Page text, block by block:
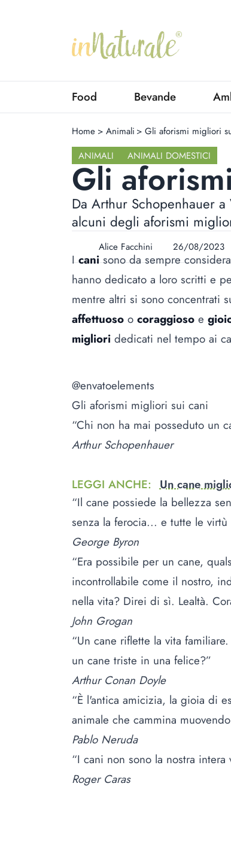
Food Bevande
Home > Animali > Gli aforismi migliori
ANIMALI
ANIMALI DOMESTICI
Gli
Da Arthur Schopenhauer
alcuni degli aforismi
Alice Facchini 26/08/2023
Icanisono da sempre
hanno dedicato a loro scritti e
mentre altri si sono concentrati
affettuoso o coraggioso e
migliori dedicati nel tempo ai
@envatoelements
Gli aforismi migliori sui cani
“Chi non ha mai posseduto un
Arthur Schopenhauer
LEGGI ANCHE: Un cane
“Il cane possiede la bellezza
senza la ferocia... e tutte le
George Byron
“Era possibile per un cane,
incontrollabile come il nostro,
nella vita? Direi di sì. Lealtà.
John Grogan
“Un cane riflette la vita
un cane triste in una felice?”
Arthur Conan Doyle
“È l'antica amicizia, la gioia di
animale che cammina
Pablo Neruda
“I cani non sono la nostra
Roger Caras